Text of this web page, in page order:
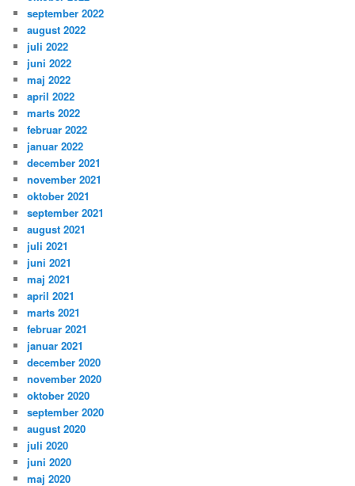
september 2022
august 2022
juli 2022
juni 2022
maj 2022
april 2022
marts 2022
februar 2022
januar 2022
december 2021
november 2021
oktober 2021
september 2021
august 2021
juli 2021
juni 2021
maj 2021
april 2021
marts 2021
februar 2021
januar 2021
december 2020
november 2020
oktober 2020
september 2020
august 2020
juli 2020
juni 2020
maj 2020